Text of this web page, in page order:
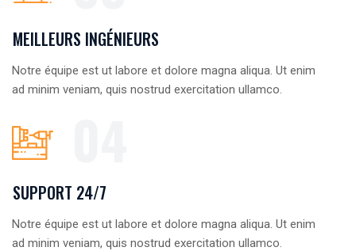
MEILLEURS INGÉNIEURS
Notre équipe est ut labore et dolore magna aliqua. Ut enim
ad minim veniam, quis nostrud exercitation ullamco.
SUPPORT 24/7
Notre équipe est ut labore et dolore magna aliqua. Ut enim
ad minim veniam, quis nostrud exercitation ullamco.